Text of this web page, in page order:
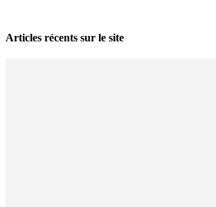
Articles récents sur le site